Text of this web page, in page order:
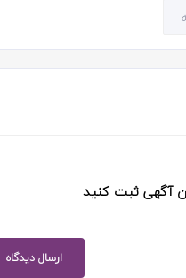
آگهی ثبت کنید
ارسال دیدگاه